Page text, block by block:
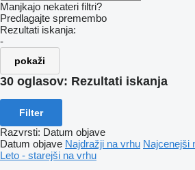
Manjkajo nekateri filtri?
Predlagajte spremembo
Rezultati iskanja:
-
pokaži
30 oglasov: Rezultati iskanja
Filter
Razvrsti: Datum objave
Datum objave Najdražji na vrhu Najcenejši
Leto - starejši na vrhu